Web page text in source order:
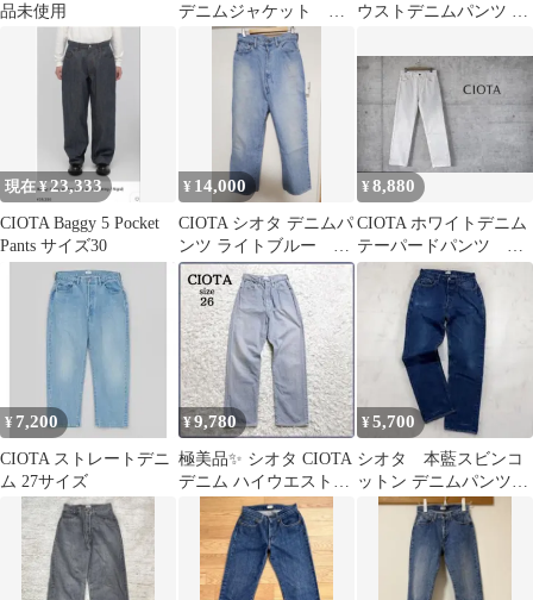
品未使用
デニムジャケット
jklm-206 定価4万
ウストデニムパンツ 27
現在 ¥23,333
CIOTA Baggy 5 Pocket
Pants サイズ30
¥ 14,000
CIOTA シオタ デニムパ
ンツ ライトブルー サ
イズ30（W76）
¥8,880
CIOTA ホワイトデニム
テーパードパンツ
白 生成
¥ 7,200
CIOTA ストレートデニ
ム 27サイズ
¥9,780
極美品✨ シオタ CIOTA
デニム ハイウエスト
11.5oz size26
¥5,700
シオタ 本藍スビンコ
ットン デニムパンツ
30 日本製 セルビッ
チ ストレート